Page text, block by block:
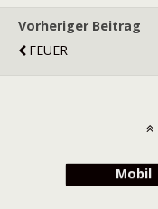
Vorheriger Beitrag
FEUER
Mobil